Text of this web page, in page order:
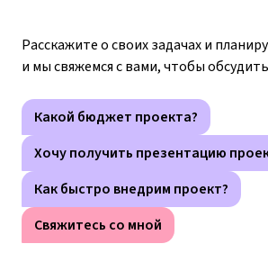
Расскажите о своих задачах и
и мы свяжемся с вами, чтобы
Какой бюджет проекта?
Хочу получить презентацию
Как быстро внедрим проект?
Свяжитесь со мной